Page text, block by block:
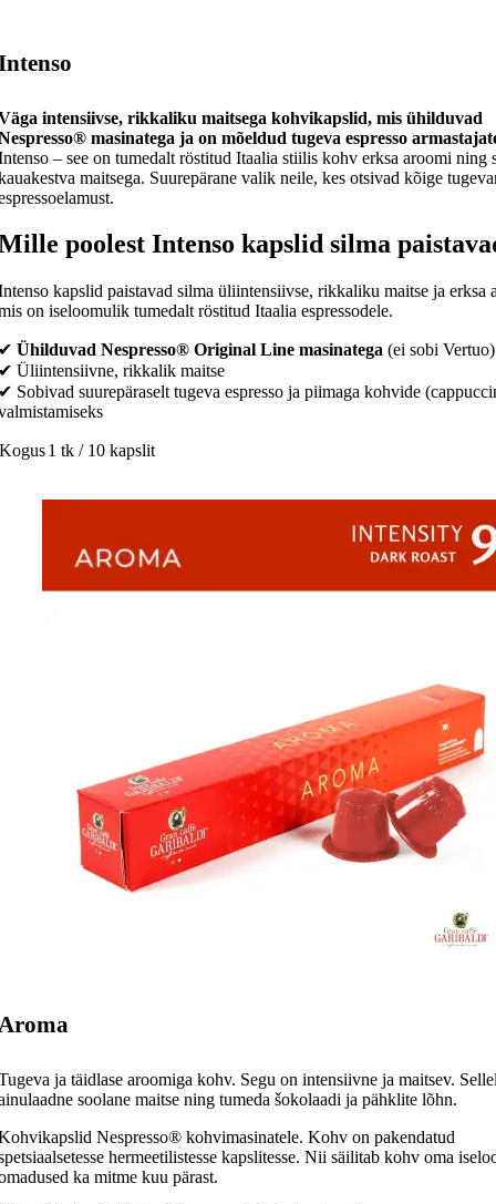
intensiivse, rikkaliku maitsega kohvikapslid, mis ühilduvad
masinatega ja on mõeldud tugeva espresso
– see on tumedalt röstitud Itaalia stiilis kohv erksa aroomi ning
maitsega. Suurepärane valik neile, kes otsivad kõige
poolest Intenso kapslid silma
kapslid paistavad silma üliintensiivse, rikkaliku maitse ja erksa
on iseloomulik tumedalt röstitud Itaalia espressodele.
Ühilduvad Nespresso® Original Line masinatega (ei sobi Vertuo)
Üliintensiivne, rikkalik maitse
Sobivad suurepäraselt tugeva espresso ja piimaga kohvide
Kogus1 tk / 10 kapslit
ja täidlase aroomiga kohv. Segu on intensiivne ja maitsev.
soolane maitse ning tumeda šokolaadi ja pähklite lõhn.
Nespresso® kohvimasinatele. Kohv on pakendatud
hermeetilistesse kapslitesse. Nii säilitab kohv oma
ka mitme kuu pärast.